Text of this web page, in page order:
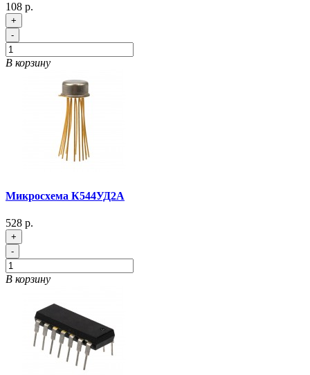
108 р.
+
-
В корзину
Микросхема К544УД2А
528 р.
+
-
В корзину